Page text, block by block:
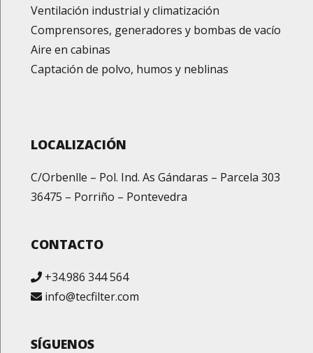
Ventilación industrial y climatización
Comprensores, generadores y bombas de vacío
Aire en cabinas
Captación de polvo, humos y neblinas
LOCALIZACIÓN
C/Orbenlle – Pol. Ind. As Gándaras – Parcela 303
36475 – Porriño – Pontevedra
CONTACTO
+34.986 344 564
info@tecfilter.com
SÍGUENOS